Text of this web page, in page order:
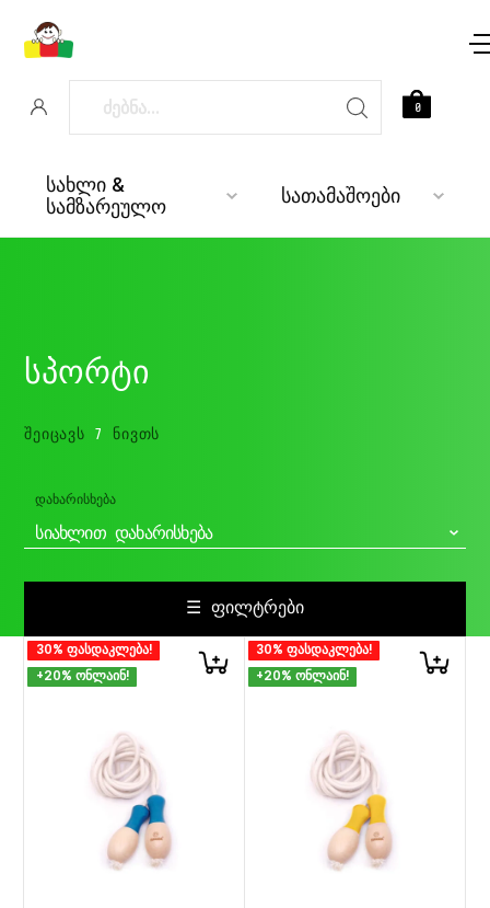
სახლი &
სამზარეულო სათამაშოები
0
სპორტი
ᲨᲔᲘᲪᲐᲕᲡ 7 ᲜᲘᲕᲗᲡ
ᲓᲐᲮᲐᲠᲘᲡᲮᲔᲑᲐ
ᲡᲘᲐᲮᲚᲘᲗ ᲓᲐᲮᲐᲠᲘᲡᲮᲔᲑᲐ
☰ ᲤᲘᲚᲢᲠᲔᲑᲘ
30% ფასდაკლება!
+20% ონლაინ!
30% ფასდაკლება!
+20% ონლაინ!